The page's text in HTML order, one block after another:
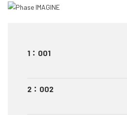
1 ： 001
2 ： 002